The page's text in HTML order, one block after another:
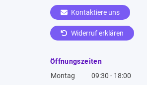
Kontaktiere uns
Widerruf erklären
Öffnungszeiten
Montag
09:30 - 18:00